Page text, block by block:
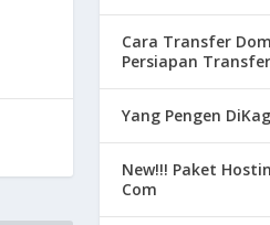
Cara Transfer
Persiapan
Yang Pengen
New!!! Paket
Com